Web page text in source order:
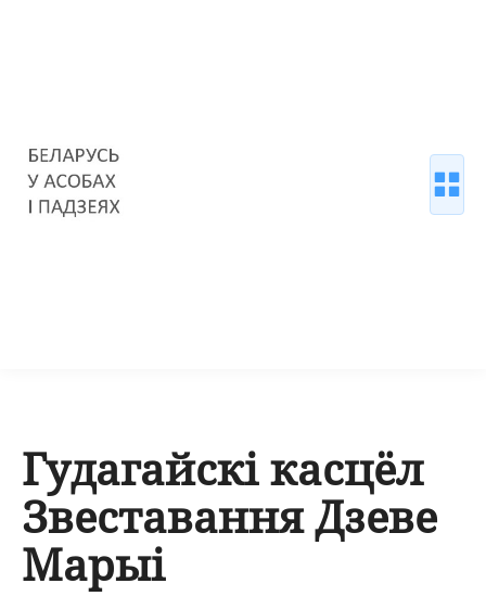
Гудагайскі касцёл
Звеставання Дзеве
Марыі